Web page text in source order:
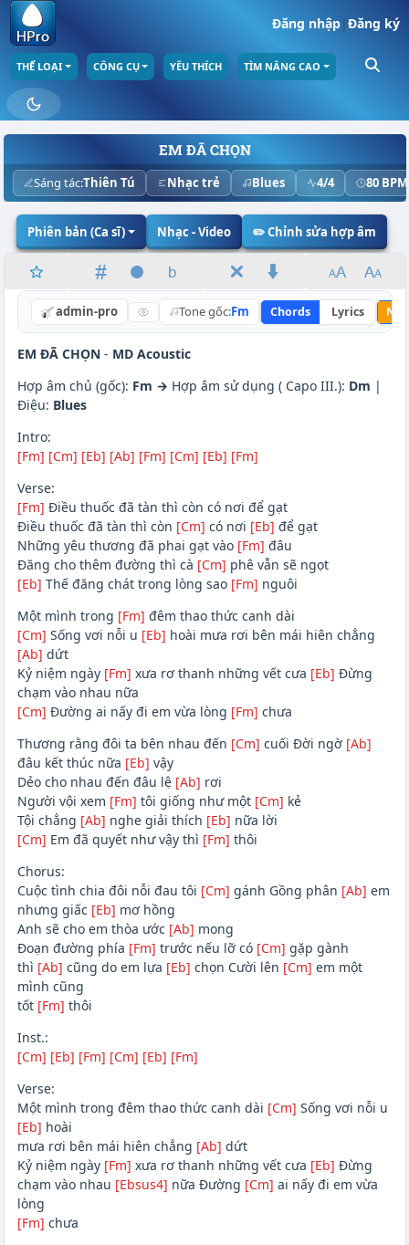
Đăng nhập|Đăng ký
THỂ LOẠI CÔNG CỤ YÊU THÍCH TÌM NÂNG CAO
EM ĐÃ CHỌN
Sáng tác:Thiên Tú Nhạc trẻ Blues 4/4 80 BPM
Phiên bản (Ca sĩ) Nhạc - Video ✏️ Chỉnh sửa hợp âm
admin-pro Tone gốc:Fm Chords Lyrics
EM ĐÃ CHỌN- MD Acoustic
Hợp âm chủ (gốc): Fm → Hợp âm sử dụng ( Capo III.): Dm |
Điệu: Blues
Intro:
[Fm] [Cm] [Eb] [Ab] [Fm] [Cm] [Eb] [Fm]
Verse:
[Fm] Điều thuốc đã tàn thì còn có nơi để gạt
Điều thuốc đã tàn thì còn [Cm] có nơi [Eb] để gạt
Những yêu thương đã phai gạt vào [Fm] đâu
Đăng cho thêm đường thì cà [Cm] phê vẫn sẽ ngọt
[Eb] Thế đăng chát trong lòng sao [Fm] nguôi
Một mình trong [Fm] đêm thao thức canh dài
[Cm] Sống vơi nỗi u [Eb] hoài mưa rơi bên mái hiên chẳng
[Ab] dứt
Kỷ niệm ngày [Fm] xưa rơ thanh những vết cưa [Eb] Đừng
chạm vào nhau nữa
[Cm] Đường ai nấy đi em vừa lòng [Fm] chưa
Thương rằng đôi ta bên nhau đến [Cm] cuối Đời ngờ [Ab]
đâu kết thúc nữa [Eb] vậy
Dẻo cho nhau đến đâu lệ [Ab] rơi
Người vội xem [Fm] tôi giống như một [Cm] kẻ
Tội chẳng [Ab] nghe giải thích [Eb] nữa lời
[Cm] Em đã quyết như vậy thì [Fm] thôi
Chorus:
Cuộc tình chia đôi nỗi đau tôi [Cm] gánh Gồng phân [Ab] em
nhưng giấc [Eb] mơ hồng
Anh sẽ cho em thòa ước [Ab] mong
Đoạn đường phía [Fm] trước nếu lỡ có [Cm] gặp gành
thì [Ab] cũng do em lựa [Eb] chọn Cười lên [Cm] em một
mình cũng
tốt [Fm] thôi
Inst.:
[Cm] [Eb] [Fm] [Cm] [Eb] [Fm]
Verse:
Một mình trong đêm thao thức canh dài [Cm] Sống vơi nỗi u
[Eb] hoài
mưa rơi bên mái hiên chẳng [Ab] dứt
Kỷ niệm ngày [Fm] xưa rơ thanh những vết cưa [Eb] Đừng
chạm vào nhau [Ebsus4] nữa Đường [Cm] ai nấy đi em vừa
lòng
[Fm] chưa